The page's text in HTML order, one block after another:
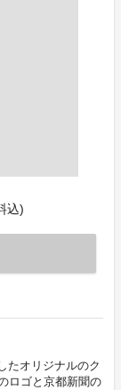
込)
たオリジナルのク
ロゴと京都新聞の